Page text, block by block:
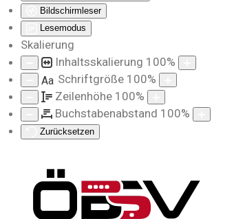
Bildschirmleser
Lesemodus
Skalierung
Inhaltsskalierung 100%
Aa Schriftgröße 100%
Zeilenhöhe 100%
Buchstabenabstand 100%
Zurücksetzen